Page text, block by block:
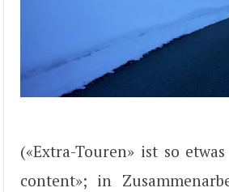
(«Extra-Touren» ist so
content»; in